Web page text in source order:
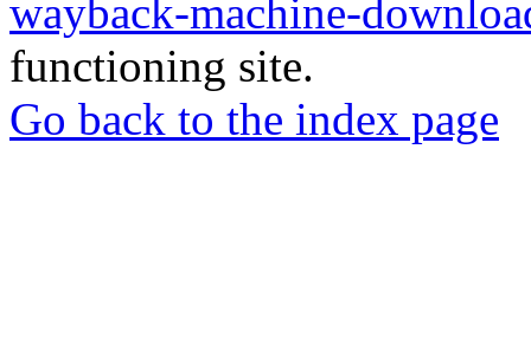
wayback-machine-
functioning site.
Go back to the index page